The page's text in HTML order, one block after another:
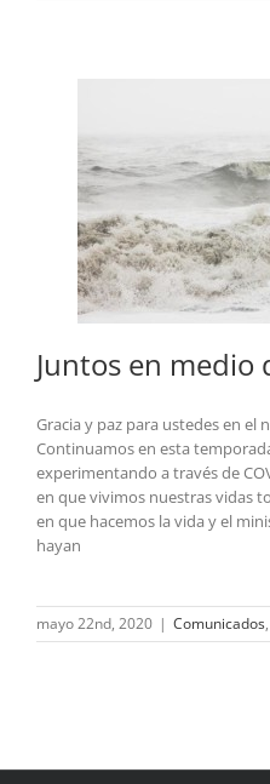
Juntos en medio
Gracia y paz para ustedes en el
Continuamos en esta
experimentando a través de
en que vivimos nuestras vidas
en que hacemos la vida y el
hayan
mayo 22nd, 2020 | Comunicados,